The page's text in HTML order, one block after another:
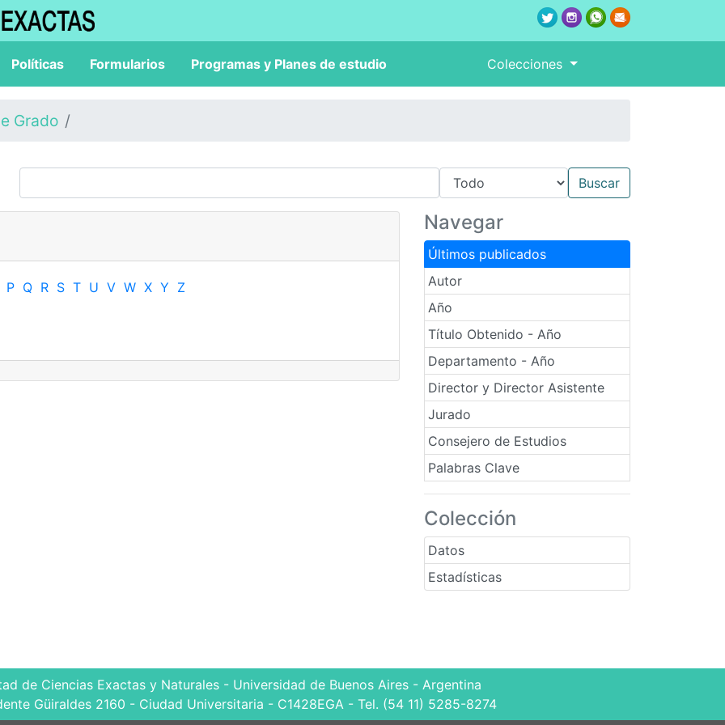
Políticas Formularios Programas y Planes de estudio Colecciones
Grado
Navegar
Últimos publicados
Autor
Año
Título Obtenido - Año
Departamento - Año
Director y Director Asistente
Jurado
Consejero de Estudios
Palabras Clave
Colección
Datos
Estadísticas
P Q R S T U V W X Y Z
de Ciencias Exactas y Naturales - Universidad de Buenos Aires - Argentina
Güiraldes 2160 - Ciudad Universitaria - C1428EGA - Tel. (54 11) 5285-8274